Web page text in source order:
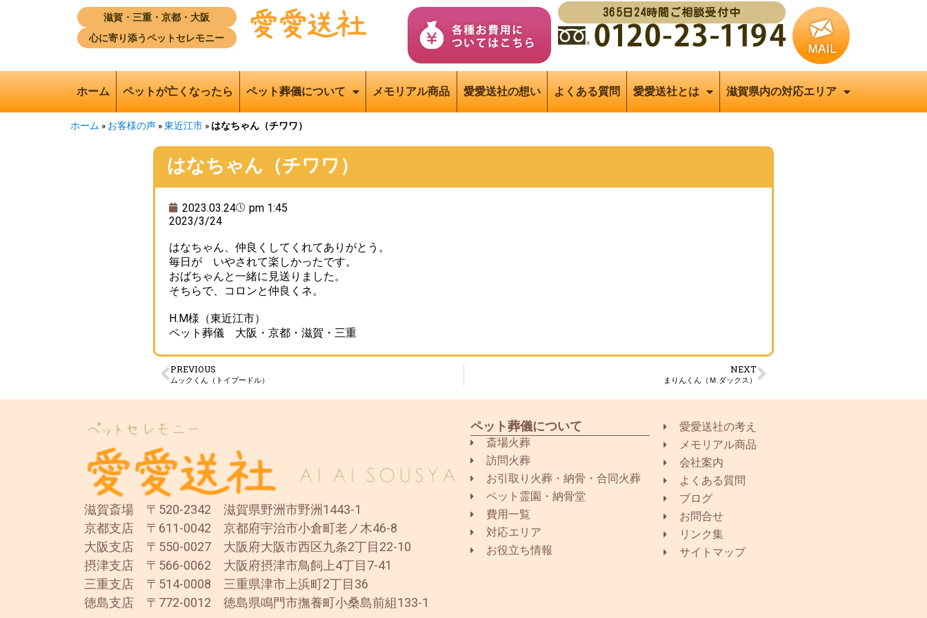
滋賀・三重・京都・大阪
心に寄り添うペットセレモニー
365日24時間ご相談受付中
ホーム ペットが亡くなったら ペット葬儀について メモリアル商品 愛愛送社の想い よくある質問 愛愛送社とは 滋賀県内の対応エリア
ホーム » お客様の声 »東近江市 » はなちゃん（チワワ）
はなちゃん（チワワ）
2023.03.24
pm 1:45
2023/3/24
はなちゃん、仲良くしてくれてありがとう。
毎日が いやされて楽しかったです。
おばちゃんと一緒に見送りました。
そちらで、コロンと仲良くネ。
H.M様（東近江市）
ペット葬儀 大阪・京都・滋賀・三重
PREVIOUS
ムックくん（トイプードル）
NEXT
まりんくん（Ｍ.ダックス）
滋賀斎場 〒520-2342 滋賀県野洲市野洲1443-1
京都支店 〒611-0042 京都府宇治市小倉町老ノ木46-8
大阪支店 〒550-0027 大阪府大阪市西区九条2丁目22-10
摂津支店 〒566-0062 大阪府摂津市鳥飼上4丁目7-41
三重支店 〒514-0008 三重県津市上浜町2丁目36
徳島支店 〒772-0012 徳島県鳴門市撫養町小桑島前組133-1
ペット葬儀について
斎場火葬
訪問火葬
お引取り火葬・納骨・合同火葬
ペット霊園・納骨堂
費用一覧
対応エリア
お役立ち情報
愛愛送社の考え
メモリアル商品
会社案内
よくある質問
ブログ
お問合せ
リンク集
サイトマップ